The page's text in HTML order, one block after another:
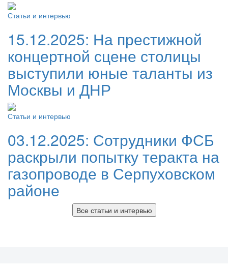
Статьи и интервью
15.12.2025: На престижной
концертной сцене столицы
выступили юные таланты из
Москвы и ДНР
Статьи и интервью
03.12.2025: Сотрудники ФСБ
раскрыли попытку теракта на
газопроводе в Серпуховском
районе
Все статьи и интервью